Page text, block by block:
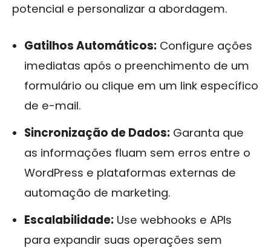
potencial e personalizar a abordagem.
Gatilhos Automáticos: Configure ações
imediatas após o preenchimento de um
formulário ou clique em um link específico
de e-mail.
Sincronização de Dados: Garanta que
as informações fluam sem erros entre o
WordPress e plataformas externas de
automação de marketing.
Escalabilidade: Use webhooks e APIs
para expandir suas operações sem